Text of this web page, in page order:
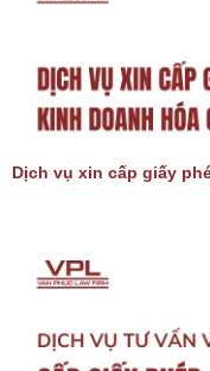
Dịch vụ xin cấp giấy